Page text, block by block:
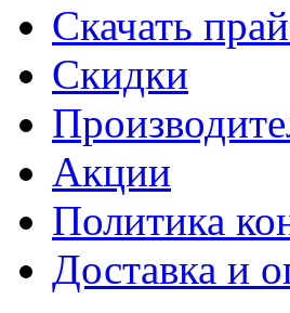
Cкачать
Скидки
Акции
Политика
Доставка и